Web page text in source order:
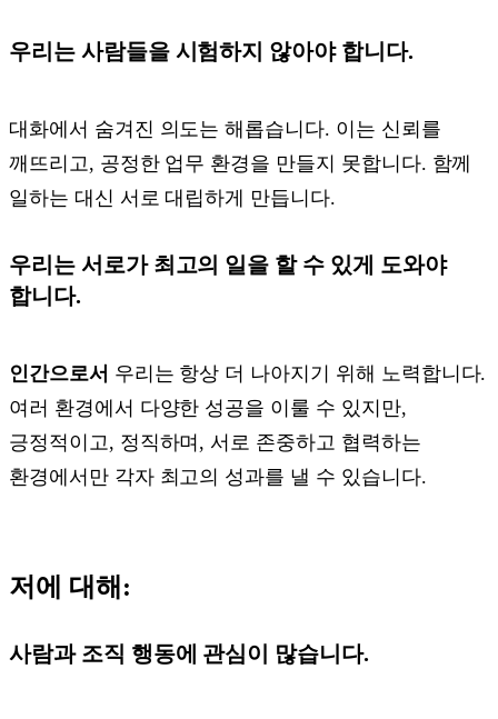
우리는 사람들을 시험하지 않아야 합니다.
대화에서 숨겨진 의도는 해롭습니다. 이는 신뢰를
깨뜨리고, 공정한 업무 환경을 만들지 못합니다. 함께
일하는 대신 서로 대립하게 만듭니다.
우리는 서로가 최고의 일을 할 수 있게 도와야
합니다.
인간으로서 우리는 항상 더 나아지기 위해 노력합니다.
여러 환경에서 다양한 성공을 이룰 수 있지만,
긍정적이고, 정직하며, 서로 존중하고 협력하는
환경에서만 각자 최고의 성과를 낼 수 있습니다.
저에 대해:
사람과 조직 행동에 관심이 많습니다.